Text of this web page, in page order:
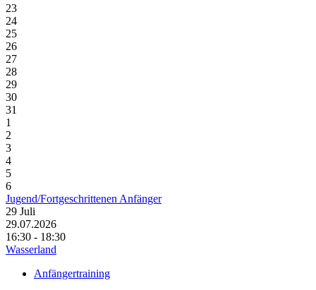
23
24
25
26
27
28
29
30
31
1
2
3
4
5
6
Jugend/Fortgeschrittenen Anfänger
29 Juli
29.07.2026
16:30 - 18:30
Wasserland
Anfängertraining